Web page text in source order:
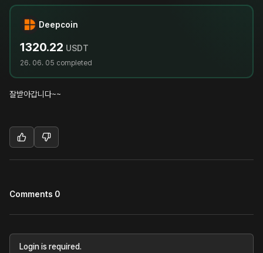
Deepcoin
1320.22 USDT
26. 06. 05 completed
잘받아갑니다~~
Comments 0
Login is required.